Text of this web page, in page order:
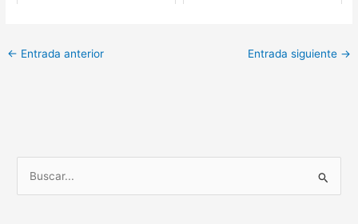
← Entrada anterior Entrada siguiente →